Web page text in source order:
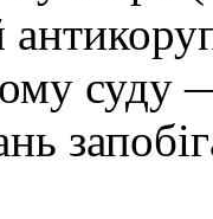
суду